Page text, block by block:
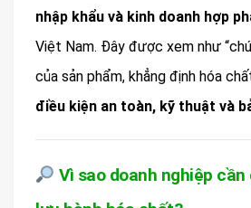
nhập khẩu và kinh doanh hợp
Việt Nam. Đây được xem như
của sản phẩm, khẳng định hóa
điều kiện an toàn, kỹ thuật và
Vì sao doanh nghiệp cần